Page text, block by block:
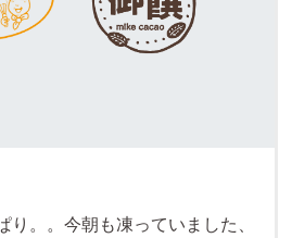
り。。今朝も凍っていました、